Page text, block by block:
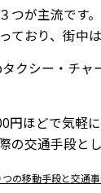
が主流です。
おり、街中
クシー・チ
ほどで気軽
の交通手段と
つの移動手段と交通